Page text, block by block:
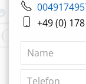
+49 (0)